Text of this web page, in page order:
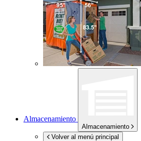
Almacenamiento
Almacenamiento
Volver al menú principal